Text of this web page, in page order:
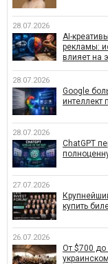
28.07.2026
AI-
рекламы:
влияет на
28.07.2026
Google
интеллект
28.07.2026
ChatGPT
27.07.2026
купить
26.07.2026
От $700 до